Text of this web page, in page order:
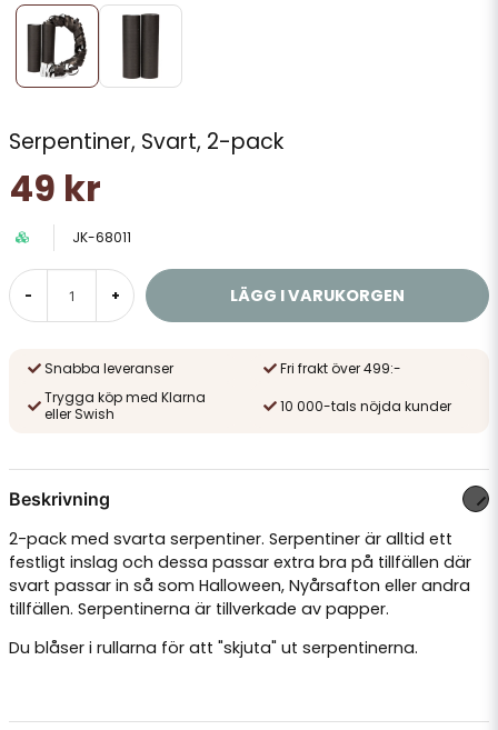
Serpentiner, Svart, 2-pack
49 kr
JK-68011
- + LÄGG I VARUKORGEN
Snabba leveranser
Fri frakt över 499:-
Trygga köp med Klarna
eller Swish
10 000-tals nöjda kunder
Beskrivning
2-pack med svarta serpentiner. Serpentiner är alltid ett
festligt inslag och dessa passar extra bra på tillfällen där
svart passar in så som Halloween, Nyårsafton eller andra
tillfällen. Serpentinerna är tillverkade av papper.
Du blåser i rullarna för att "skjuta" ut serpentinerna.